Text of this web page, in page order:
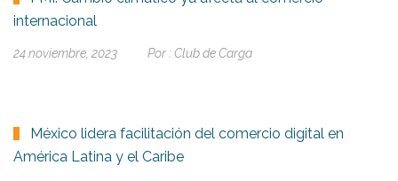
internacional
24 noviembre, 2023 Por : Club de Carga
México lidera facilitación del comercio digital en
América Latina y el Caribe